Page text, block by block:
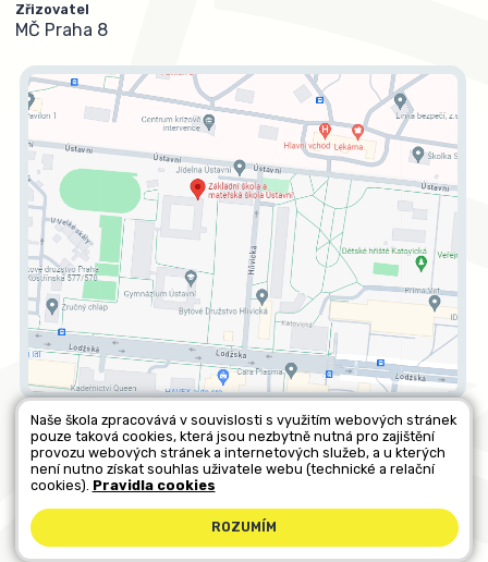
Zřizovatel
MČ Praha 8
Všechna práva vyhrazena. Copyright © 2026 |Mapa stránek
Kontakty|Přihlásit|Prohlášení o přístupnosti|Pravidla COOKIES
Naše škola zpracovává v souvislosti s využitím webových stránek
pouze taková cookies, která jsou nezbytně nutná pro zajištění
provozu webových stránek a internetových služeb, a u kterých
není nutno získat souhlas uživatele webu (technické a relační
cookies). Pravidla cookies
ROZUMÍM